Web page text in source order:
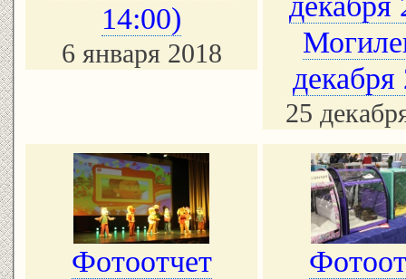
14:00)
6 января 2018
декабря
25
Фотоотчет